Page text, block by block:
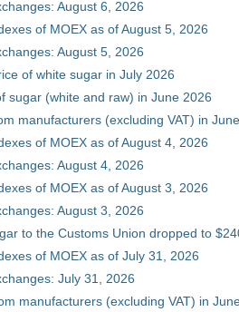
August 6, 2026
of MOEX as of August 5, 2026
August 5, 2026
of white sugar in July 2026
sugar (white and raw) in June 2026
manufacturers (excluding VAT) in
of MOEX as of August 4, 2026
August 4, 2026
of MOEX as of August 3, 2026
August 3, 2026
to the Customs Union dropped to
of MOEX as of July 31, 2026
July 31, 2026
manufacturers (excluding VAT) in